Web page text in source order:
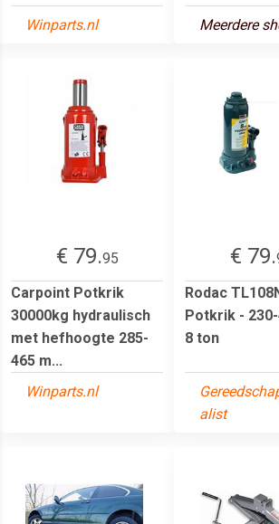
Winparts.nl Meerdere
€ 79.95
Carpoint Potkrik
30000kg hydraulisch
met hefhoogte 285-
465 m...
Winparts.nl
€ 79.
Rodac
Potkrik -
8 ton
alist